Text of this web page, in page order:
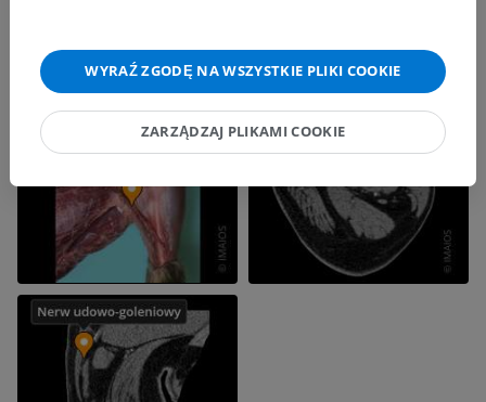
WYRAŹ ZGODĘ NA WSZYSTKIE PLIKI COOKIE
ZARZĄDZAJ PLIKAMI COOKIE